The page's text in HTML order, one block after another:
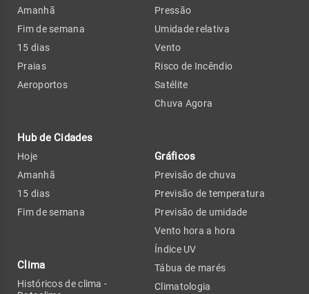
Amanhã
Fim de semana
15 dias
Praias
Aeroportos
Hub de Cidades
Hoje
Amanhã
15 dias
Fim de semana
Clima
Históricos de clima -
Pressão
Umidade relativa
Vento
Risco de Incêndio
Satélite
Chuva Agora
Gráficos
Previsão de chuva
Previsão de temperatura
Previsão de umidade
Vento hora a hora
Índice UV
Tábua de marés
Climatologia